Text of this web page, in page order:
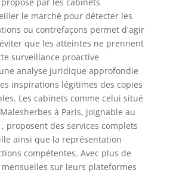
le marché pour détecter les
ou contrefaçons permet d'agir
que les atteintes ne prennent
surveillance proactive
analyse juridique approfondie
inspirations légitimes des copies
Les cabinets comme celui situé
à Paris, joignable au
proposent des services complets
ainsi que la représentation
compétentes. Avec plus de
sur leurs plateformes